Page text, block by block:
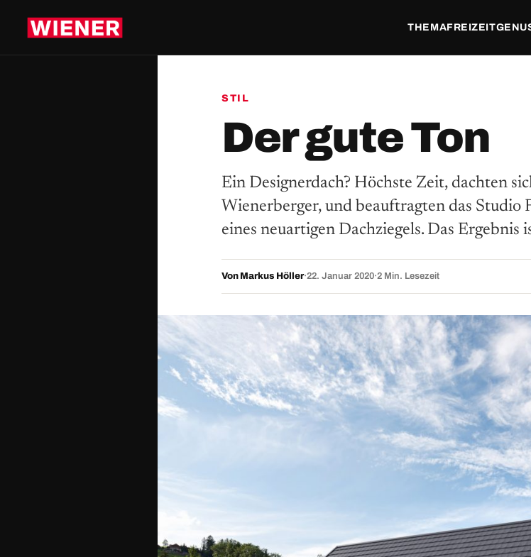
THEMAFREIZEIT
STIL
Der gute Ton
Ein Designerdach? Höchste Zeit, dachten
Wienerberger, und beauftragten das Studio
eines neuartigen Dachziegels. Das Ergebnis
Von Markus Höller·22. Januar 2020·2 Min. Lesezeit